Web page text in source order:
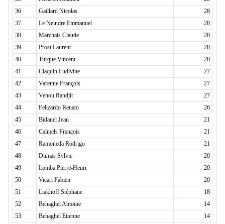
36
Gaillard Nicolas
28
37
Le Neindre Emmanuel
28
38
Marchais Claude
28
39
Prost Laurent
28
40
Turque Vincent
28
41
Claquin Ludivine
27
42
Varenne François
27
43
Venou Randjit
27
44
Felizardo Renato
26
45
Bidanel Jean
21
46
Calmels François
21
47
Ramoneda Rodrigo
21
48
Dumas Sylvie
20
49
Lomba Pierre-Henri
20
50
Vicart Fabien
20
51
Liakhoff Stéphane
18
52
Behaghel Antoine
14
53
Behaghel Etienne
14